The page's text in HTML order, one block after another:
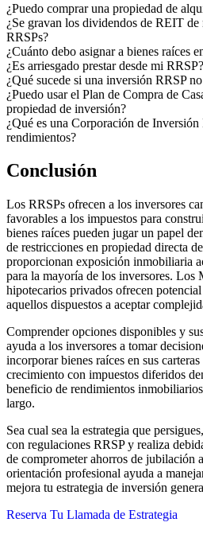
¿Puedo comprar una propiedad de
¿Se gravan los dividendos de REIT de
RRSPs?
¿Cuánto debo asignar a bienes raíces
¿Es arriesgado prestar desde mi RRSP?
¿Qué sucede si una inversión RRSP
¿Puedo usar el Plan de Compra de
propiedad de inversión?
¿Qué es una Corporación de
rendimientos?
Conclusión
Los RRSPs ofrecen a los inversores
favorables a los impuestos para
bienes raíces pueden jugar un papel
de restricciones en propiedad directa
proporcionan exposición inmobiliaria
para la mayoría de los inversores. Los
hipotecarios privados ofrecen
aquellos dispuestos a aceptar
Comprender opciones disponibles y
ayuda a los inversores a tomar
incorporar bienes raíces en sus
crecimiento con impuestos diferidos
beneficio de rendimientos
largo.
Sea cual sea la estrategia que
con regulaciones RRSP y realiza
de comprometer ahorros de jubilación
orientación profesional ayuda a
mejora tu estrategia de inversión
Reserva Tu Llamada de Estrategia